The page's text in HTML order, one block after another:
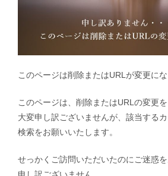
このページは削除またはURLが変更にな
このページは、削除またはURLの変更を
大変申し訳ございませんが、該当する
検索をお願いいたします。
せっかくご訪問いただいたのにご迷惑を